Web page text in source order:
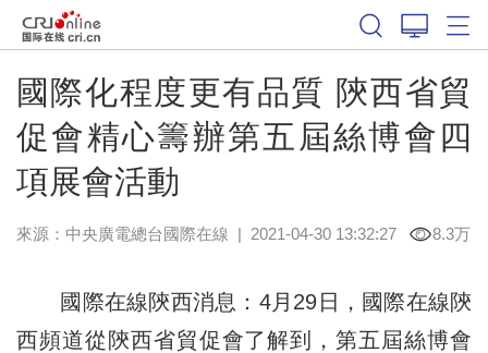
國際化程度更有品質 陝西省貿
促會精心籌辦第五屆絲博會四
項展會活動
來源：中央廣電總台國際在線 | 2021-04-30 13:32:27 8.3万
國際在線陝西消息：4月29日，國際在線陝
西頻道從陝西省貿促會了解到，第五屆絲博會